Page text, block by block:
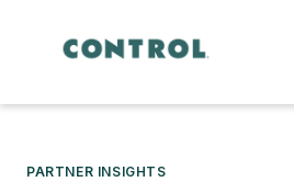
PARTNER INSIGHTS